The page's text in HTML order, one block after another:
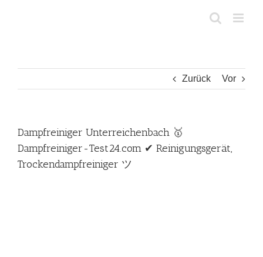
Zurück Vor
Dampfreiniger Unterreichenbach 🥇
Dampfreiniger-Test24.com ✔ Reinigungsgerät,
Trockendampfreiniger ツ